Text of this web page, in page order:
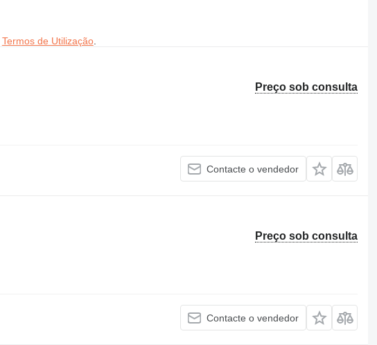
Termos de Utilização.
Preço sob consulta
Contacte o vendedor
Preço sob consulta
Contacte o vendedor